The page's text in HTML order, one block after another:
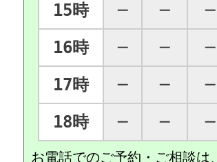
15時
─ ─ ─
16時
─ ─ ─
17時
─ ─ ─
18時
─ ─ ─
お電話でのご予約・ご相談は、